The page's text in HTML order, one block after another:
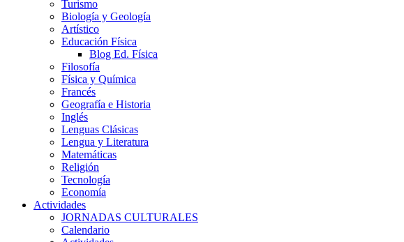
Turismo
Biología y Geología
Artístico
Educación Física
Blog Ed. Física
Filosofía
Física y Química
Francés
Geografía e Historia
Inglés
Lenguas Clásicas
Lengua y Literatura
Matemáticas
Religión
Tecnología
Economía
Actividades
JORNADAS CULTURALES
Calendario